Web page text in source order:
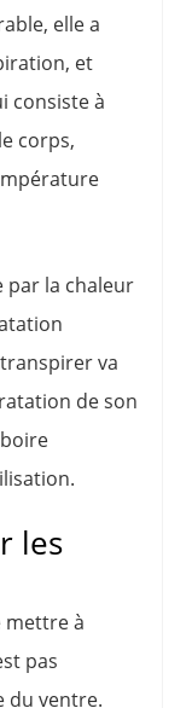
elle a
et
consiste à
corps,
par la chaleur
va
de son
les
mettre à
pas
du ventre.